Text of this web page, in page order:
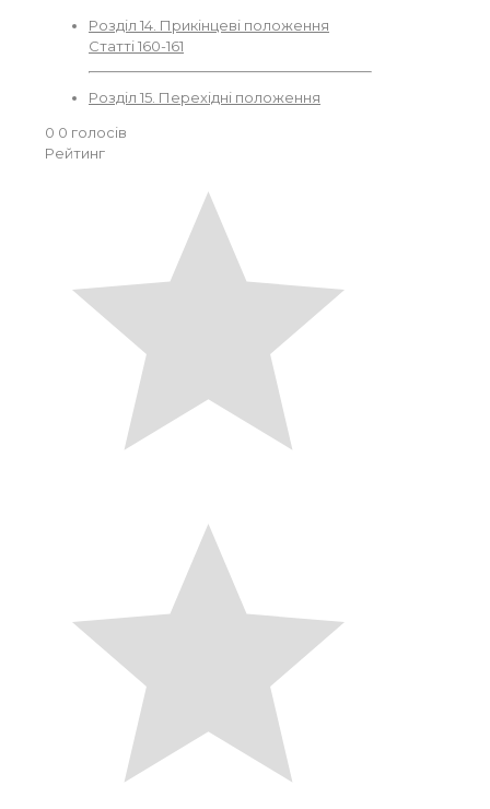
Розділ 14. Прикінцеві положення
Статті 160-161
Розділ 15. Перехідні положення
0 0 голосів
Рейтинг